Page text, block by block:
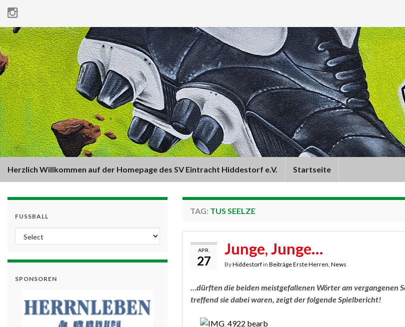
Herzlich Willkommen auf der Homepage des SV Eintracht Hiddestorf e.V. Startseite
FUSSBALL
SPONSOREN
TAG: TUS SEELZE
APR.
27
Junge, Junge…
ByHiddestorfin Beiträge Erste Herren, News
…dürften die beiden meistgefallenen Wörter am vergangenen
treffend sie dabei waren, zeigt der folgende Spielbericht!